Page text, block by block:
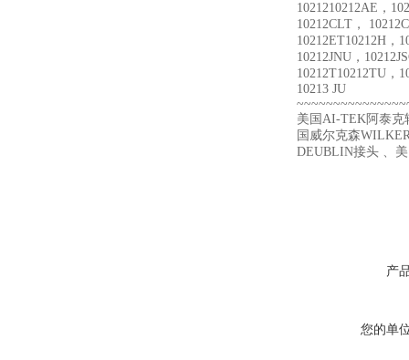
1021210212AE，
10212CLT，
10212ET10212H，
10212JNU，
10212T10212TU，
10213 JU
美国AI-TEK阿泰克
国威尔克森
DEUBLIN接头 、美
产
您的单